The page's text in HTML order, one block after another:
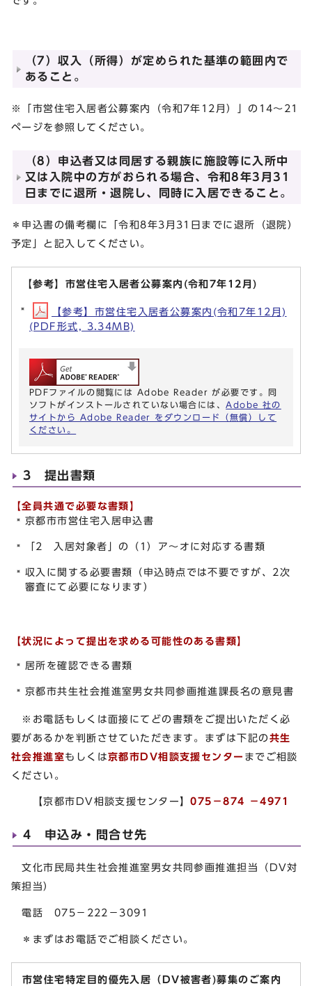
（7）収入（所得）が定められた基準の範囲内で
あること。
※「市営住宅入居者公募案内（令和7年12月）」の14～21
ページを参照してください。
（8）申込者又は同居する親族に施設等に入所中
又は入院中の方がおられる場合、令和8年3月31
日までに退所・退院し、同時に入居できること。
＊申込書の備考欄に「令和8年3月31日までに退所（退院）
予定」と記入してください。
【参考】市営住宅入居者公募案内(令和7年12月)
【参考】市営住宅入居者公募案内(令和7年12月)
(PDF形式, 3.34MB)
PDFファイルの閲覧には Adobe Reader が必要です。同
ソフトがインストールされていない場合には、 Adobe 社の
サイトから Adobe Reader をダウンロード（無償）して
ください。
3 提出書類
【全員共通で必要な書類】
京都市市営住宅入居申込書
「2 入居対象者」の（1）ア～オに対応する書類
収入に関する必要書類（申込時点では不要ですが、2次
審査にて必要になります）
【状況によって提出を求める可能性のある書類】
居所を確認できる書類
京都市共生社会推進室男女共同参画推進課長名の意見書
※お電話もしくは面接にてどの書類をご提出いただく必
要があるかを判断させていただきます。まずは下記の 共生
社会推進室もしくは京都市DV相談支援センター までご相談
ください。
【京都市DV相談支援センター】075－874 －4971
4 申込み・問合せ先
文化市民局共生社会推進室男女共同参画推進担当（DV対
策担当）
電話 075－222－3091
＊まずはお電話でご相談ください。
市営住宅特定目的優先入居（DV被害者)募集のご案内